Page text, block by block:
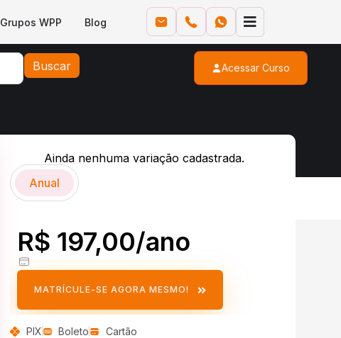
Grupos WPP Blog
Buscar Acessar Curso
Ainda nenhuma variação cadastrada.
Anual
R$ 197,00/ano
MATRÍCULE-SE AGORA MESMO!
PIX Boleto Cartão